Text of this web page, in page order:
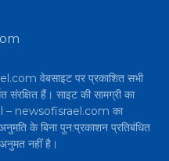
वेबसाइट पर प्रकाशित सभी
संरक्षित हैं। साइट की सामग्री का
– newsofisrael.com का
के बिना पुन:प्रकाशन प्रतिबंधित
नहीं है।